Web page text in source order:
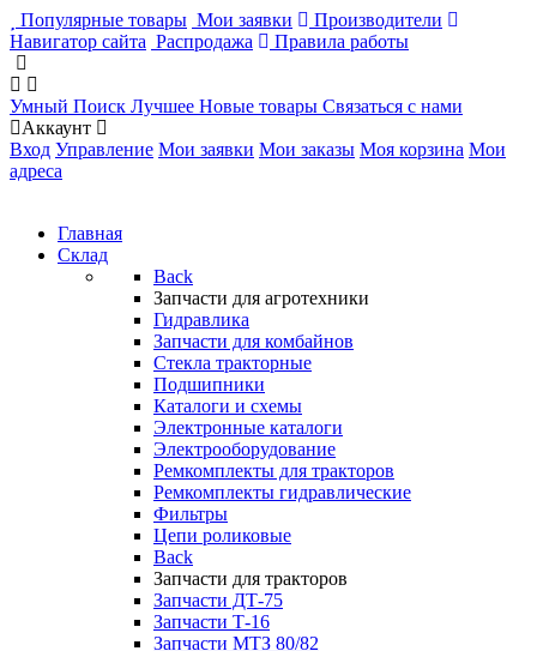
Популярные товары Мои заявки
Производители
Навигатор сайта Распродажа Правила работы
Умный Поиск Лучшее Новые товары Связаться с нами
Аккаунт
Вход Управление Мои заявки Мои заказы Моя корзина Мои
адреса
Главная
Склад
Back
Запчасти для агротехники
Гидравлика
Запчасти для комбайнов
Стекла тракторные
Подшипники
Каталоги и схемы
Электронные каталоги
Электрооборудование
Ремкомплекты для тракторов
Ремкомплекты гидравлические
Фильтры
Цепи роликовые
Back
Запчасти для тракторов
Запчасти ДТ-75
Запчасти Т-16
Запчасти МТЗ 80/82